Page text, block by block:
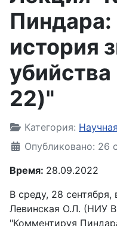
Пиндара:
история
убийства
22)"
Информация о
Категория:
Опубликовано: 26
Время: 28.09.2022
В среду, 28
Левинская О.Л. (НИУ
"Комментируя